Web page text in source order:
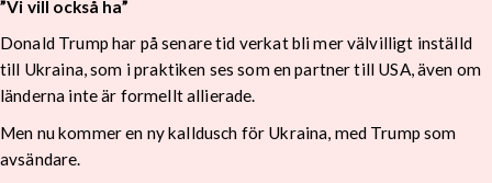
”Vi vill också ha”
Donald Trump har på senare tid verkat bli mer välvilligt inställd
till Ukraina, som i praktiken ses som en partner till USA, även om
länderna inte är formellt allierade.
Men nu kommer en ny kalldusch för Ukraina, med Trump som
avsändare.